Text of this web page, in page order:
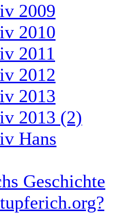
2009
2010
2011
2012
2013
2013 (2)
Hans
Geschichte